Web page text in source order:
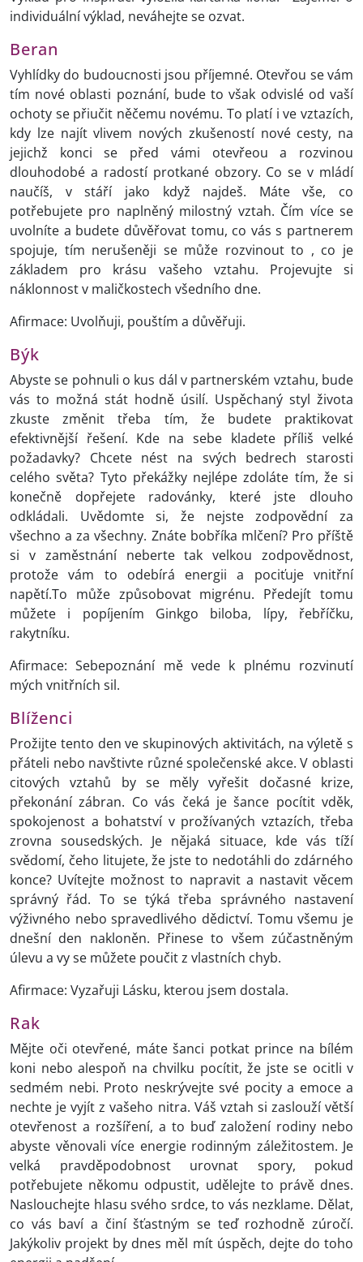
individuální výklad, neváhejte se ozvat.
Beran
Vyhlídky do budoucnosti jsou příjemné. Otevřou se vám
tím nové oblasti poznání, bude to však odvislé od vaší
ochoty se přiučit něčemu novému. To platí i ve vztazích,
kdy lze najít vlivem nových zkušeností nové cesty, na
jejichž konci se před vámi otevřeou a rozvinou
dlouhodobé a radostí protkané obzory. Co se v mládí
naučíš, v stáří jako když najdeš. Máte vše, co
potřebujete pro naplněný milostný vztah. Čím více se
uvolníte a budete důvěřovat tomu, co vás s partnerem
spojuje, tím nerušeněji se může rozvinout to , co je
základem pro krásu vašeho vztahu. Projevujte si
náklonnost v maličkostech všedního dne.
Afirmace: Uvolňuji, pouštím a důvěřuji.
Býk
Abyste se pohnuli o kus dál v partnerském vztahu, bude
vás to možná stát hodně úsilí. Uspěchaný styl života
zkuste změnit třeba tím, že budete praktikovat
efektivnější řešení. Kde na sebe kladete příliš velké
požadavky? Chcete nést na svých bedrech starosti
celého světa? Tyto překážky nejlépe zdoláte tím, že si
konečně dopřejete radovánky, které jste dlouho
odkládali. Uvědomte si, že nejste zodpovědní za
všechno a za všechny. Znáte bobříka mlčení? Pro příště
si v zaměstnání neberte tak velkou zodpovědnost,
protože vám to odebírá energii a pociťuje vnitřní
napětí.To může způsobovat migrénu. Předejít tomu
můžete i popíjením Ginkgo biloba, lípy, řebříčku,
rakytníku.
Afirmace: Sebepoznání mě vede k plnému rozvinutí
mých vnitřních sil.
Blíženci
Prožijte tento den ve skupinových aktivitách, na výletě s
přáteli nebo navštivte různé společenské akce. V oblasti
citových vztahů by se měly vyřešit dočasné krize,
překonání zábran. Co vás čeká je šance pocítit vděk,
spokojenost a bohatství v prožívaných vztazích, třeba
zrovna sousedských. Je nějaká situace, kde vás tíží
svědomí, čeho litujete, že jste to nedotáhli do zdárného
konce? Uvítejte možnost to napravit a nastavit věcem
správný řád. To se týká třeba správného nastavení
výživného nebo spravedlivého dědictví. Tomu všemu je
dnešní den nakloněn. Přinese to všem zúčastněným
úlevu a vy se můžete poučit z vlastních chyb.
Afirmace: Vyzařuji Lásku, kterou jsem dostala.
Rak
Mějte oči otevřené, máte šanci potkat prince na bílém
koni nebo alespoň na chvilku pocítit, že jste se ocitli v
sedmém nebi. Proto neskrývejte své pocity a emoce a
nechte je vyjít z vašeho nitra. Váš vztah si zaslouží větší
otevřenost a rozšíření, a to buď založení rodiny nebo
abyste věnovali více energie rodinným záležitostem. Je
velká pravděpodobnost urovnat spory, pokud
potřebujete někomu odpustit, udělejte to právě dnes.
Naslouchejte hlasu svého srdce, to vás nezklame. Dělat,
co vás baví a činí šťastným se teď rozhodně zúročí.
Jakýkoliv projekt by dnes měl mít úspěch, dejte do toho